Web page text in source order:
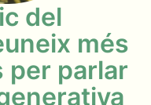
del
més
per parlar